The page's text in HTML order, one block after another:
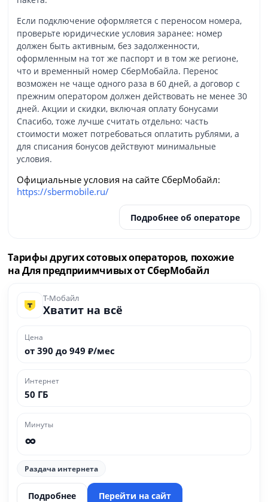
Если подключение оформляется с переносом номера,
проверьте юридические условия заранее: номер
должен быть активным, без задолженности,
оформленным на тот же паспорт и в том же регионе,
что и временный номер СберМобайла. Перенос
возможен не чаще одного раза в 60 дней, а договор с
прежним оператором должен действовать не менее 30
дней. Акции и скидки, включая оплату бонусами
Спасибо, тоже лучше считать отдельно: часть
стоимости может потребоваться оплатить рублями, а
для списания бонусов действуют минимальные
условия.
Официальные условия на сайте СберМобайл:
https://sbermobile.ru/
Подробнее об операторе
Тарифы других сотовых операторов, похожие
на Для предприимчивых от СберМобайл
Т-Мобайл
Хватит на всё
Цена
от 390 до 949 ₽/мес
Интернет
50 ГБ
Минуты
∞
Раздача интернета
Подробнее Перейти на сайт